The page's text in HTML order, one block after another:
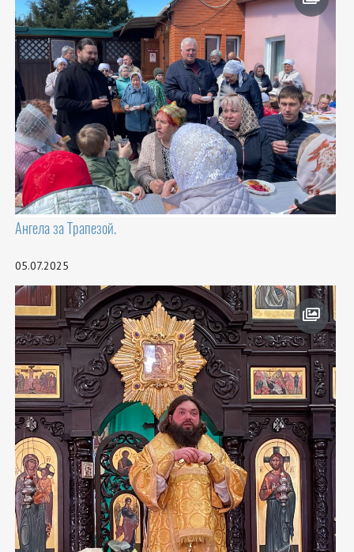
Ангела за Трапезой.
05.07.2025